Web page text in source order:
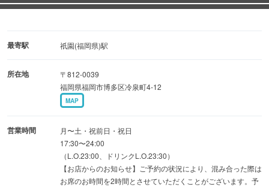
本格鉄板焼きと、〆に味わう当店ならではのふわふわお好
最寄駅 祇園(福岡県)駅
所在地
〒812-0039
福岡県福岡市博多区冷泉町4-12
MAP
営業時間
月〜土・祝前日・祝日
17:30〜24:00
（L.O.23:00、ドリンクL.O.23:30）
【お店からのお知らせ】ご予約の状況により、混み合った際は
お席のお時間を2時間とさせていただくことがございます。予